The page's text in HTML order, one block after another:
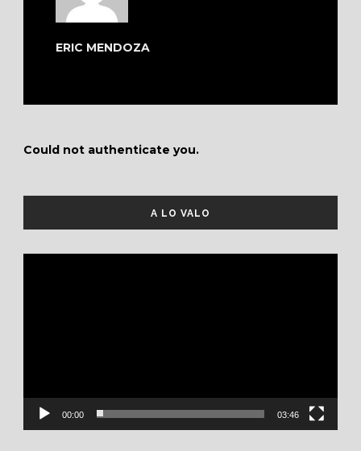
ERIC MENDOZA
Could not authenticate you.
A LO VALO
00:00 03:46